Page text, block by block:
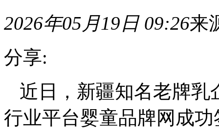
2026年05月19日 09:26来
分享:
近日，新疆知名老牌乳
行业平台婴童品牌网成